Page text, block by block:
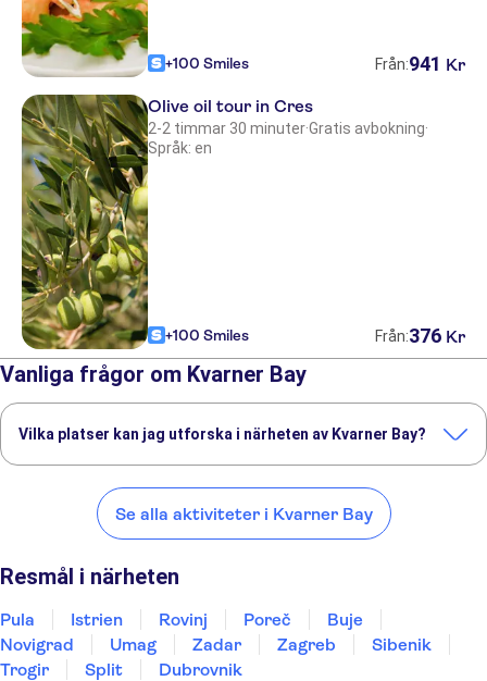
+100 Smiles Från:941 Kr
Olive oil tour in Cres
2-2 timmar 30 minuter·Gratis avbokning·
Språk: en
+100 Smiles Från:376 Kr
Vanliga frågor om Kvarner Bay
Vilka platser kan jag utforska i närheten av Kvarner Bay?
Istrien
Se alla aktiviteter i Kvarner Bay
Resmål i närheten
Pula Istrien Rovinj Poreč
Buje
Novigrad
Umag Zadar Zagreb
Sibenik
Trogir
Split Dubrovnik